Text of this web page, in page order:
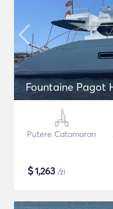
Fountaine Pagot
Putere Catamaran
$1,263 /zi